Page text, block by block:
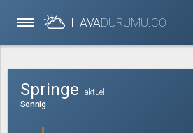
HAVADURUMU.CO
Springe
aktuell
Sonnig